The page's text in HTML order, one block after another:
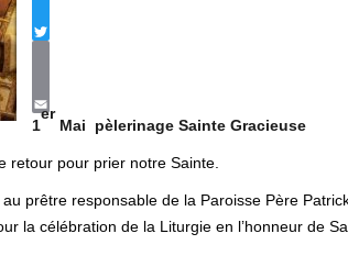
Email
1
er
Mai pèlerinage Sainte Gracieuse
retour pour prier notre Sainte.
prêtre responsable de la Paroisse Père
la célébration de la Liturgie en l’honneur de